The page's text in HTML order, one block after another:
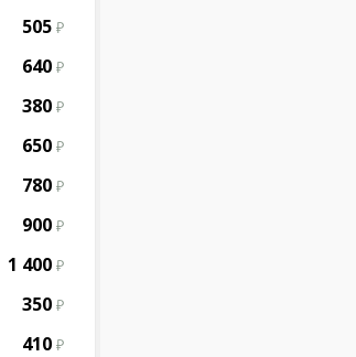
505
640
380
650
780
900
1 400
350
410